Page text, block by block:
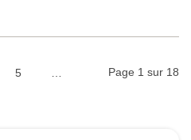
Page 1 sur 18
5